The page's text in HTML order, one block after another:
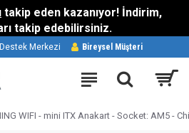
takip eden kazanıyor! İndirim,
takip edebilirsiniz.
Destek Merkezi Bireysel Müşteri
WIFI - mini ITX Anakart - Socket: AM5 -